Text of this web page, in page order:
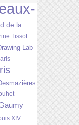
de la
Tissot
Lab
XIV